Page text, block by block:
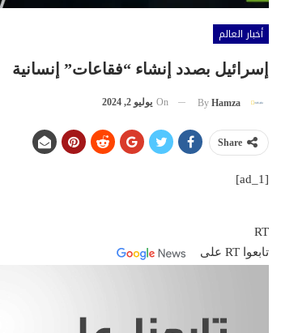
أخبار العالم
إسرائيل بصدد إنشاء “فقاعات” إنسانية
By Hamza
On يوليو 2, 2024
Share
[ad_1]
RT
تابعوا RT على